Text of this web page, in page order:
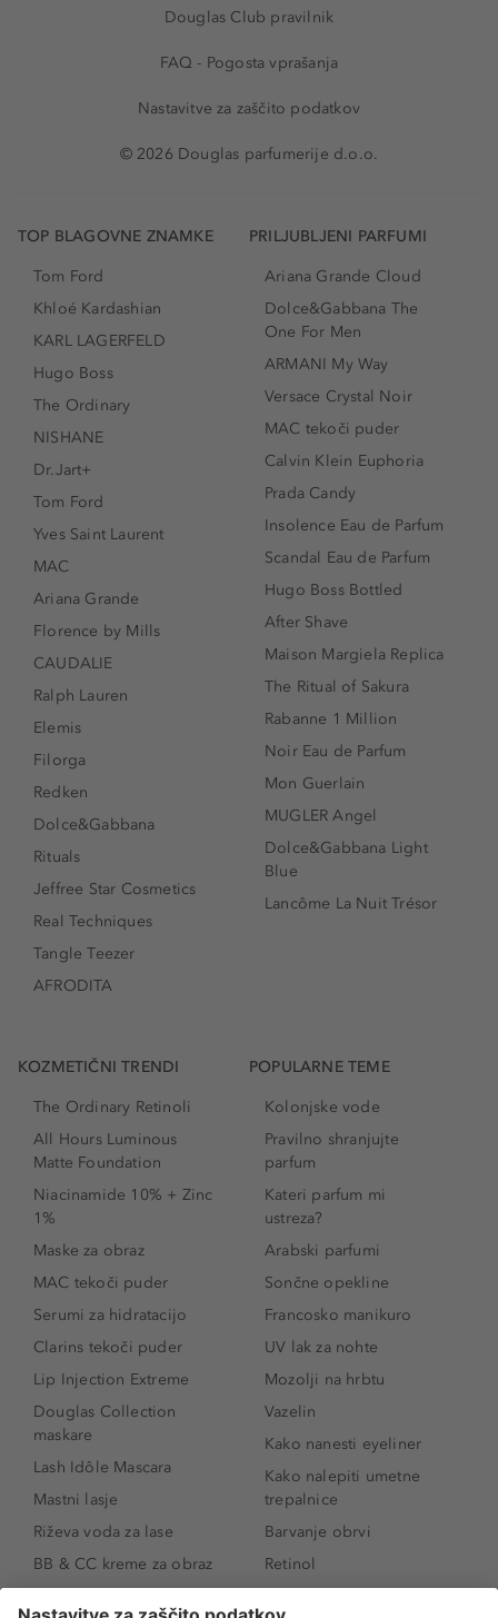
Douglas Club pravilnik
FAQ - Pogosta vprašanja
Nastavitve za zaščito podatkov
© 2026 Douglas parfumerije d.o.o.
TOP BLAGOVNE ZNAMKE
Tom Ford
Khloé Kardashian
KARL LAGERFELD
Hugo Boss
The Ordinary
NISHANE
Dr.Jart+
Tom Ford
Yves Saint Laurent
MAC
Ariana Grande
Florence by Mills
CAUDALIE
Ralph Lauren
Elemis
Filorga
Redken
Dolce&Gabbana
Rituals
Jeffree Star Cosmetics
Real Techniques
Tangle Teezer
AFRODITA
PRILJUBLJENI PARFUMI
Ariana Grande Cloud
Dolce&Gabbana The
One For Men
ARMANI My Way
Versace Crystal Noir
MAC tekoči puder
Calvin Klein Euphoria
Prada Candy
Insolence Eau de Parfum
Scandal Eau de Parfum
Hugo Boss Bottled
After Shave
Maison Margiela Replica
The Ritual of Sakura
Rabanne 1 Million
Noir Eau de Parfum
Mon Guerlain
MUGLER Angel
Dolce&Gabbana Light
Blue
Lancôme La Nuit Trésor
KOZMETIČNI TRENDI
The Ordinary Retinoli
All Hours Luminous
Matte Foundation
Niacinamide 10% + Zinc
1%
Maske za obraz
MAC tekoči puder
Serumi za hidratacijo
Clarins tekoči puder
Lip Injection Extreme
Douglas Collection
maskare
Lash Idôle Mascara
Mastni lasje
Riževa voda za lase
BB & CC kreme za obraz
POPULARNE TEME
Kolonjske vode
Pravilno shranjujte
parfum
Kateri parfum mi
ustreza?
Arabski parfumi
Sončne opekline
Francosko manikuro
UV lak za nohte
Mozolji na hrbtu
Vazelin
Kako nanesti eyeliner
Kako nalepiti umetne
trepalnice
Barvanje obrvi
Retinol